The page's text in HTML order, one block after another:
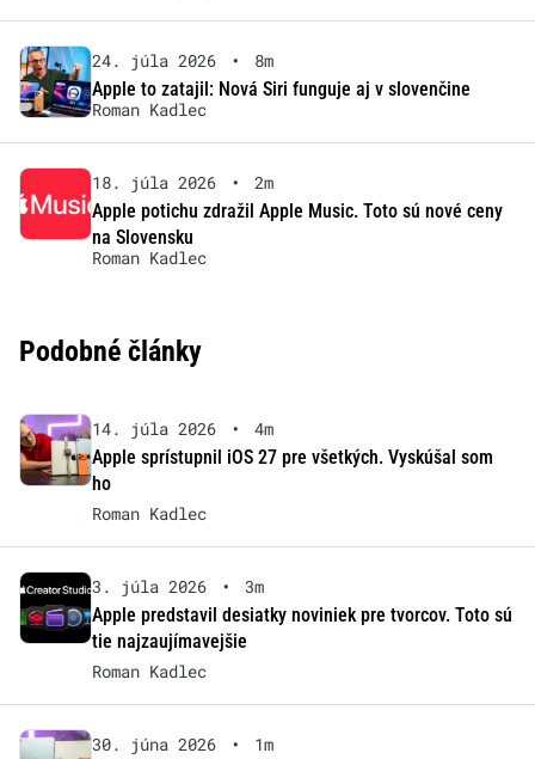
24. júla 2026 •
8m
Apple to zatajil: Nová Siri funguje aj v slovenčine
Roman Kadlec
18. júla 2026 •
2m
Apple potichu zdražil Apple Music. Toto sú nové ceny
na Slovensku
Roman Kadlec
Podobné články
14. júla 2026 •
4m
Apple sprístupnil iOS 27 pre všetkých. Vyskúšal som
ho
Roman Kadlec
3. júla 2026 •
3m
Apple predstavil desiatky noviniek pre tvorcov. Toto sú
tie najzaujímavejšie
Roman Kadlec
30. júna 2026 •
1m